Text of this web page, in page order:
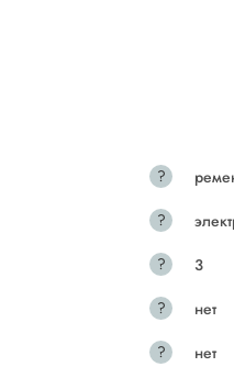
?
?
?
3
?
нет
?
нет